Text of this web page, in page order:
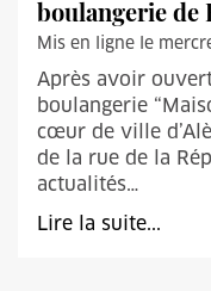
boulangerie de
Mis en ligne le
Après avoir
boulangerie
cœur de ville
de la rue de la
actualités…
Lire la suite...